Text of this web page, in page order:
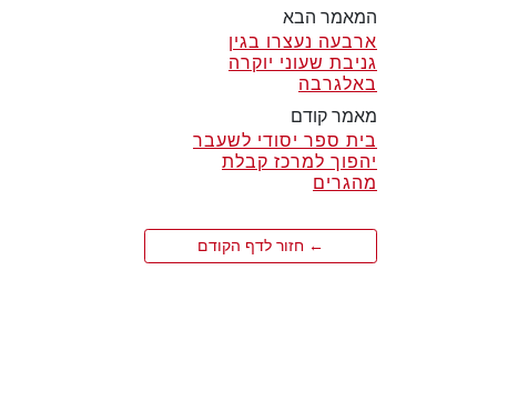
המאמר הבא
ארבעה נעצרו בגין
גניבת שעוני יוקרה
באלגרבה
מאמר קודם
בית ספר יסודי לשעבר
יהפוך למרכז קבלת
מהגרים
← חזור לדף הקודם